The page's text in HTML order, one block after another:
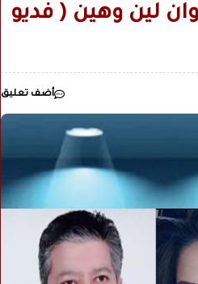
ومركزا رئيسيا للذكاء
وقلم الحلقة 3 بعنوان لين وهين ( فديو
أضف تعليق